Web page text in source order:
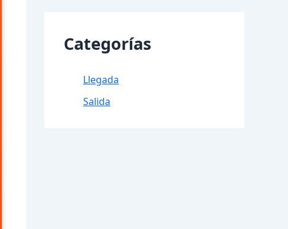
Categorías
Llegada
Salida